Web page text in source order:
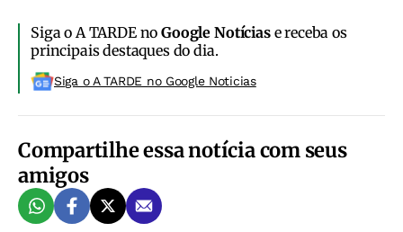
Siga o A TARDE noGoogle Notíciase receba os
principais destaques do dia.
Siga o A TARDE no Google Noticias
Compartilhe essa notícia com seus
amigos